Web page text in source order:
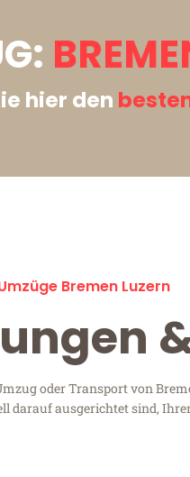
hier den
Bremen Luzern
oder Transport von
darauf ausgerichtet sind,